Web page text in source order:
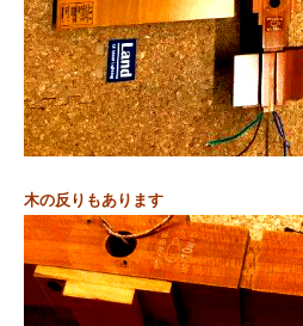
木の反りもあります